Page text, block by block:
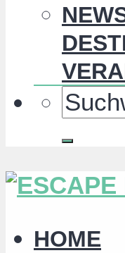
HOME